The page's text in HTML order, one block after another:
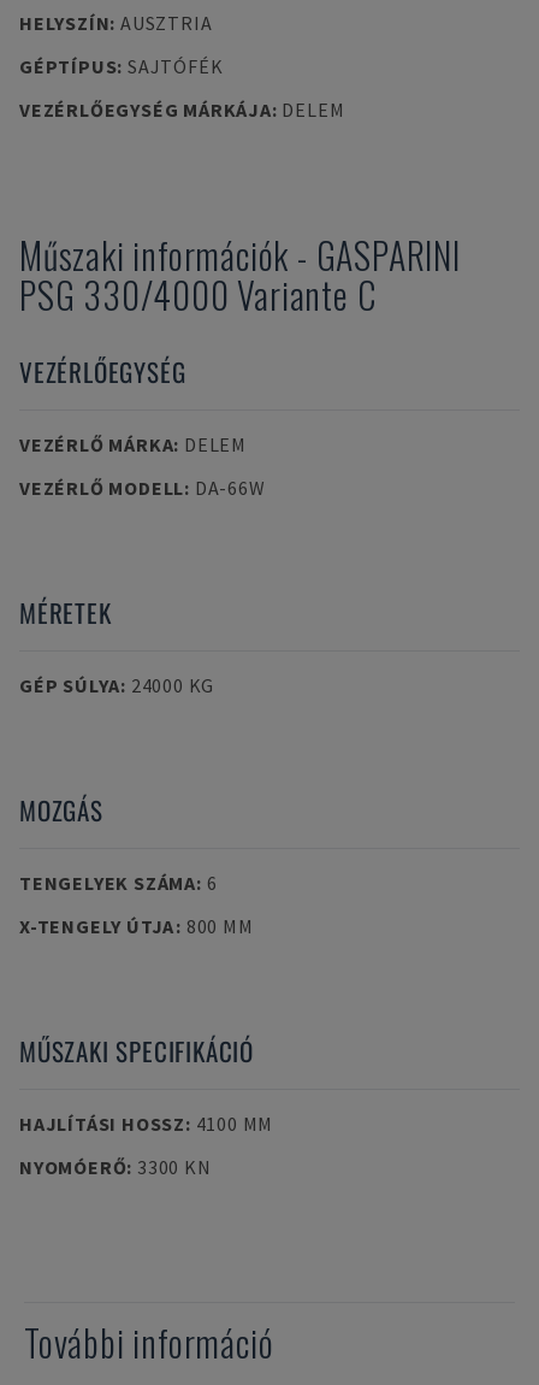
HELYSZÍN: AUSZTRIA
GÉPTÍPUS: SAJTÓFÉK
VEZÉRLŐEGYSÉG MÁRKÁJA: DELEM
Műszaki információk - GASPARINI
PSG 330/4000 Variante C
VEZÉRLŐEGYSÉG
VEZÉRLŐ MÁRKA: DELEM
VEZÉRLŐ MODELL: DA-66W
MÉRETEK
GÉP SÚLYA: 24000 KG
MOZGÁS
TENGELYEK SZÁMA: 6
X-TENGELY ÚTJA: 800 MM
MŰSZAKI SPECIFIKÁCIÓ
HAJLÍTÁSI HOSSZ: 4100 MM
NYOMÓERŐ: 3300 KN
További információ